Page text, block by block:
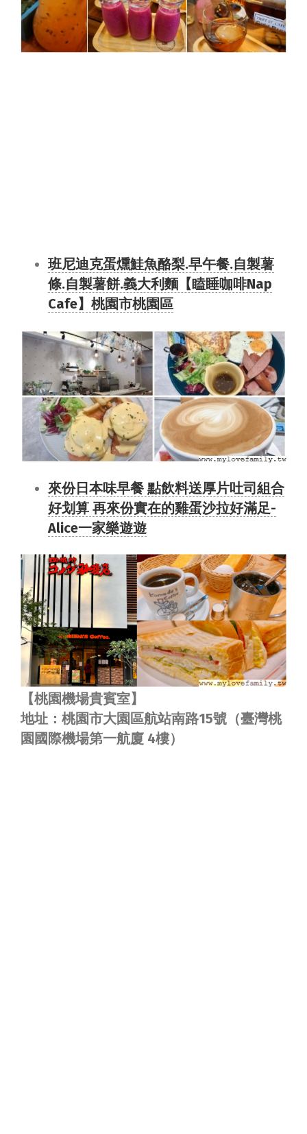
班尼迪克蛋燻鮭魚酪梨.早午餐.自製薯
條.自製薯餅.義大利麵【瞌睡咖啡Nap
Cafe】桃園市桃園區
來份日本味早餐 點飲料送厚片吐司組合
好划算 再來份實在的雞蛋沙拉好滿足-
Alice一家樂遊遊
【桃園機場貴賓室】
地址：桃園市大園區航站南路15號（臺灣桃
園國際機場第一航廈 4樓）